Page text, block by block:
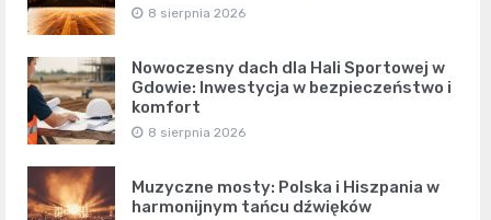
8 sierpnia 2026
Nowoczesny dach dla Hali Sportowej w
Gdowie: Inwestycja w bezpieczeństwo i
komfort
8 sierpnia 2026
Muzyczne mosty: Polska i Hiszpania w
harmonijnym tańcu dźwięków